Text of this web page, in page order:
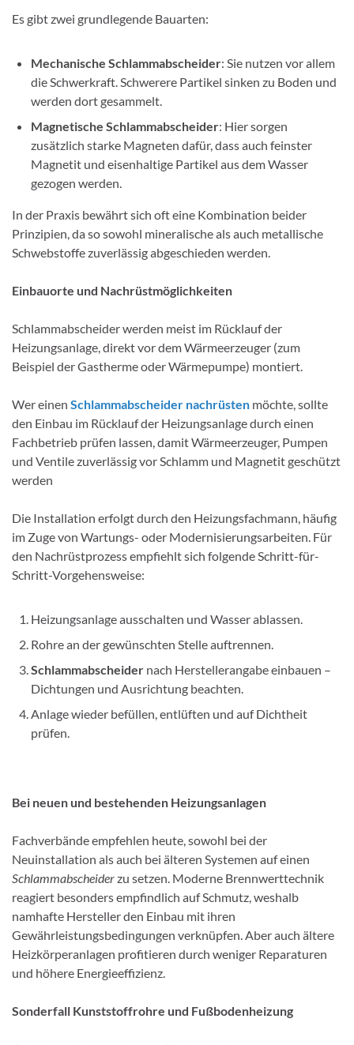
Es gibt zwei grundlegende Bauarten:
Mechanische Schlammabscheider: Sie nutzen vor allem
die Schwerkraft. Schwerere Partikel sinken zu Boden und
werden dort gesammelt.
Magnetische Schlammabscheider: Hier sorgen
zusätzlich starke Magneten dafür, dass auch feinster
Magnetit und eisenhaltige Partikel aus dem Wasser
gezogen werden.
In der Praxis bewährt sich oft eine Kombination beider
Prinzipien, da so sowohl mineralische als auch metallische
Schwebstoffe zuverlässig abgeschieden werden.
Einbauorte und Nachrüstmöglichkeiten
Schlammabscheider werden meist im Rücklauf der
Heizungsanlage, direkt vor dem Wärmeerzeuger (zum
Beispiel der Gastherme oder Wärmepumpe) montiert.
Wer einen Schlammabscheider nachrüsten möchte, sollte
den Einbau im Rücklauf der Heizungsanlage durch einen
Fachbetrieb prüfen lassen, damit Wärmeerzeuger, Pumpen
und Ventile zuverlässig vor Schlamm und Magnetit geschützt
werden
Die Installation erfolgt durch den Heizungsfachmann, häufig
im Zuge von Wartungs- oder Modernisierungsarbeiten. Für
den Nachrüstprozess empfiehlt sich folgende Schritt-für-
Schritt-Vorgehensweise:
Heizungsanlage ausschalten und Wasser ablassen.
Rohre an der gewünschten Stelle auftrennen.
Schlammabscheider nach Herstellerangabe einbauen –
Dichtungen und Ausrichtung beachten.
Anlage wieder befüllen, entlüften und auf Dichtheit
prüfen.
Bei neuen und bestehenden Heizungsanlagen
Fachverbände empfehlen heute, sowohl bei der
Neuinstallation als auch bei älteren Systemen auf einen
Schlammabscheiderzu setzen. Moderne Brennwerttechnik
reagiert besonders empfindlich auf Schmutz, weshalb
namhafte Hersteller den Einbau mit ihren
Gewährleistungsbedingungen verknüpfen. Aber auch ältere
Heizkörperanlagen profitieren durch weniger Reparaturen
und höhere Energieeffizienz.
Sonderfall Kunststoffrohre und Fußbodenheizung